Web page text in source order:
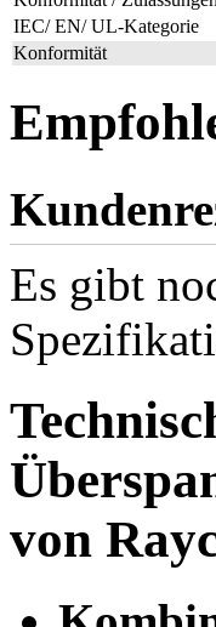
IEC/ EN/ UL-Kategorie
Konformität
Es gibt
von